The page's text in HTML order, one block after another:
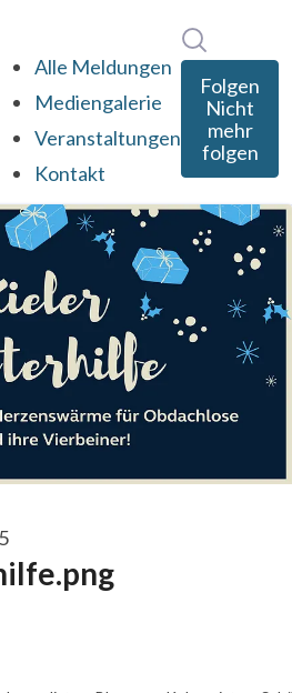
Alle Meldungen
Mediengalerie
Veranstaltungen
Kontakt
Folgen
Nicht
mehr
folgen